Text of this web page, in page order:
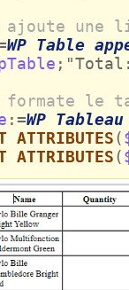
ajoute une
WP Table
le
:=WP
ATTRIBUTES(
ATTRIBUTES(